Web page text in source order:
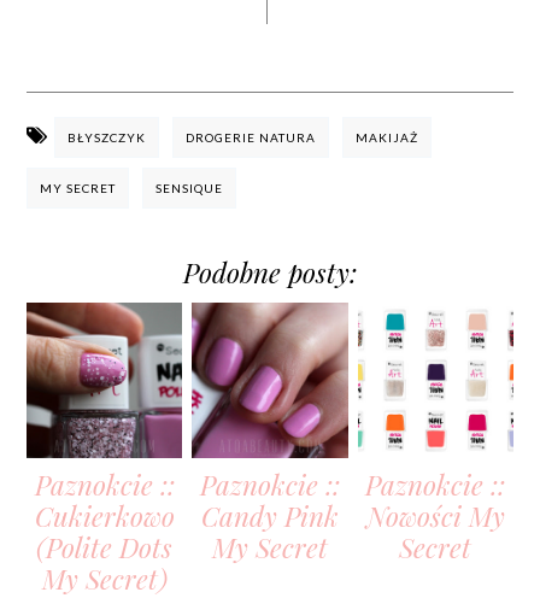
BŁYSZCZYK DROGERIE NATURA MAKIJAŻ
MY SECRET SENSIQUE
Podobne posty:
Paznokcie ::
Cukierkowo
(Polite Dots
My Secret)
Paznokcie ::
Candy Pink
My Secret
Paznokcie ::
Nowości My
Secret